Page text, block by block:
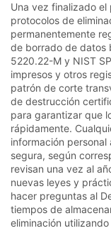
Una vez finalizado
protocolos de
permanentemente
de borrado de datos
5220.22-M y NIST
impresos y otros
patrón de corte
de destrucción
para garantizar que
rápidamente.
información
segura, según
revisan una vez al
nuevas leyes y
hacer preguntas al
tiempos de
eliminación